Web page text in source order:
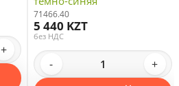
+
71466.40
5 440 KZT
без НДС
- +